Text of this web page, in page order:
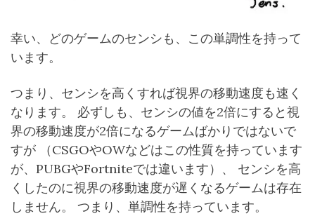
幸い、どのゲームのセンシも、この単調性を持って
います。
つまり、センシを高くすれば視界の移動速度も速く
なります。 必ずしも、センシの値を2倍にすると視
界の移動速度が2倍になるゲームばかりではないで
すが （CSGOやOWなどはこの性質を持っています
が、PUBGやFortniteでは違います）、 センシを高
くしたのに視界の移動速度が遅くなるゲームは存在
しません。 つまり、単調性を持っています。